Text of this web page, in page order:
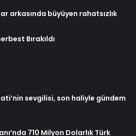
arkasında büyüyen rahatsızlık
Bırakıldı
sevgilisi, son haliyle gündem
710 Milyon Dolarlık Türk